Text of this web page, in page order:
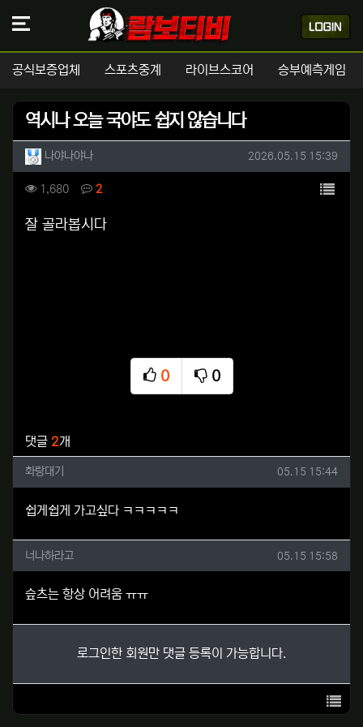
공식보증업체 스포츠중계 라이브스코어 승부예측게임
역시나 오늘 국야도 쉽지 않습니다
작성자 정보
나야나야나작성 작성일
2026.05.15 15:39
컨텐츠 정보
1,680조회 2댓글 목록
본문
잘 골라봅시다
0
추천
0
비추천
댓글 2개
화랑대기님의 댓글
화랑대기 작성일
05.15 15:44
쉽게쉽게 가고싶다 ㅋㅋㅋㅋㅋ
너나하라고님의 댓글
너나하라고 작성일
05.15 15:58
슾츠는 항상 어려움 ㅠㅠ
로그인한 회원만 댓글 등록이 가능합니다.
목록